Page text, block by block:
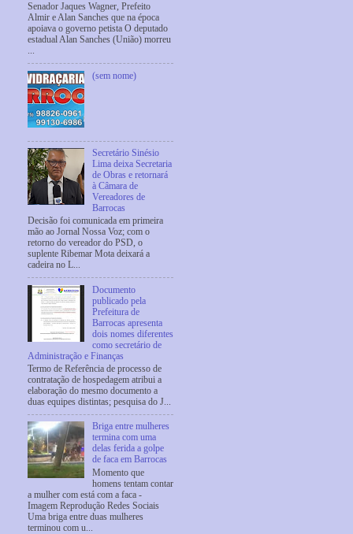
Senador Jaques Wagner, Prefeito
Almir e Alan Sanches que na época
apoiava o governo petista O deputado
estadual Alan Sanches (União) morreu
...
(sem nome)
Secretário Sinésio
Lima deixa Secretaria
de Obras e retornará
à Câmara de
Vereadores de
Barrocas
Decisão foi comunicada em primeira
mão ao Jornal Nossa Voz; com o
retorno do vereador do PSD, o
suplente Ribemar Mota deixará a
cadeira no L...
Documento
publicado pela
Prefeitura de
Barrocas apresenta
dois nomes diferentes
como secretário de
Administração e Finanças
Termo de Referência de processo de
contratação de hospedagem atribui a
elaboração do mesmo documento a
duas equipes distintas; pesquisa do J...
Briga entre mulheres
termina com uma
delas ferida a golpe
de faca em Barrocas
Momento que
homens tentam contar
a mulher com está com a faca -
Imagem Reprodução Redes Sociais
Uma briga entre duas mulheres
terminou com u...